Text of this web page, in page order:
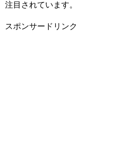
注目されています。
スポンサードリンク